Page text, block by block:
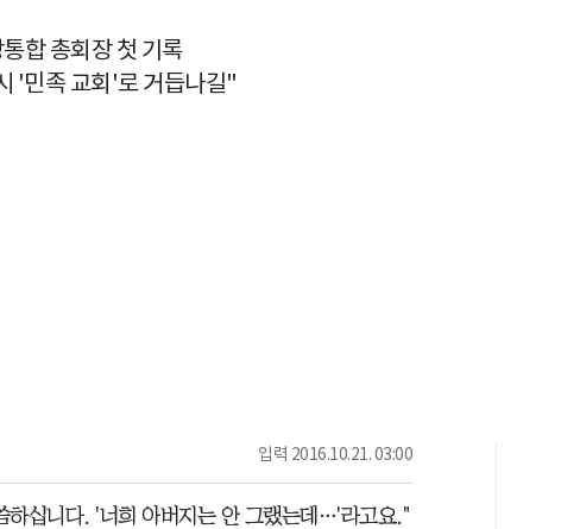
합 총회장 첫 기록
'민족 교회'로 거듭나길"
입력 2016.10.21. 03:00
하십니다. '너희 아버지는 안 그랬는데…'라고요."